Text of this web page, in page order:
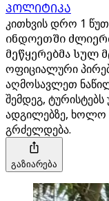
ᲞᲝᲚᲘᲢᲘᲙᲐ
კითხვის დრო 1
ინდოეთში
მეწყერებმა სულ
ოფიციალური
აღმოსავლეთ
შემდეგ,
ადგილებზე, ხოლო
გრძელდება.
გაზიარება